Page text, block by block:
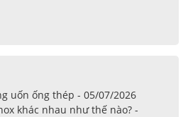
uốn ống thép - 05/07/2026
khác nhau như thế nào? -